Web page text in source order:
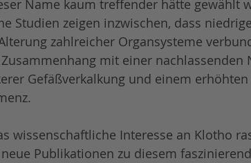
Name kaum treffender hätte gewählt
Studien zeigen inzwischen, dass
zahlreicher Organsysteme
mit einer nachlassenden
Gefäßverkalkung und einem
wissenschaftliche Interesse an Klotho
Publikationen zu diesem